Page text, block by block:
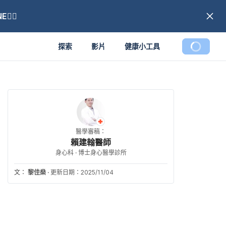
探索 影片 健康小工具
醫學審稿：
賴建翰醫師
身心科 · 博士身心醫學診所
文： 黎佳燊 · 更新日期：2025/11/04